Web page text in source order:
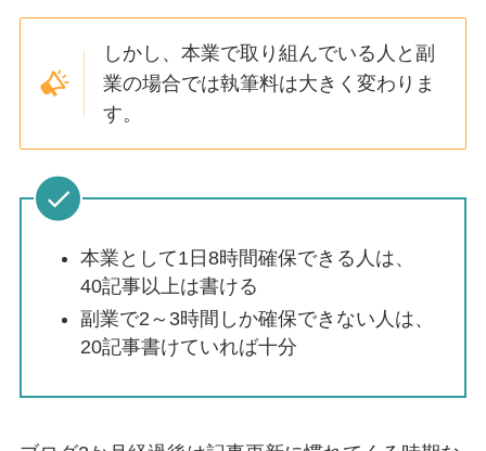
しかし、本業で取り組んでいる人と副
業の場合では執筆料は大きく変わりま
す。
本業として1日8時間確保できる人は、
40記事以上は書ける
副業で2～3時間しか確保できない人は、
20記事書けていれば十分